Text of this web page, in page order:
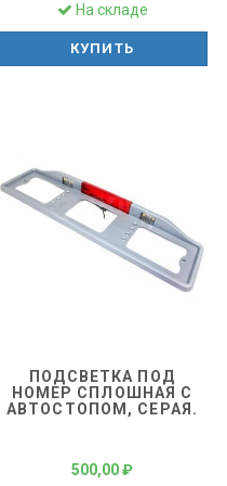
На складе
КУПИТЬ
ПОДСВЕТКА ПОД
НОМЕР СПЛОШНАЯ С
АВТОСТОПОМ, СЕРАЯ.
500,00 ₽